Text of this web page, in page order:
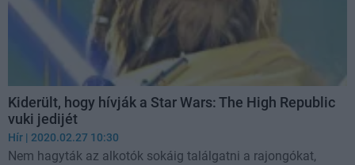
Kiderült, hogy hívják a Star Wars: The High Republic
vuki jedijét
Hír | 2020.02.27 10:30
Nem hagyták az alkotók sokáig találgatni a rajongókat,